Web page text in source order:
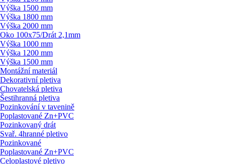
Výška 1500 mm
Výška 1800 mm
Výška 2000 mm
Oko 100x75/Drát 2,1mm
Výška 1000 mm
Výška 1200 mm
Výška 1500 mm
Montážní materiál
Dekorativní pletiva
Chovatelská pletiva
Šestihranná pletiva
Pozinkování v tavenině
Poplastované Zn+PVC
Pozinkovaný drát
Svař. 4hranné pletivo
Pozinkované
Poplastované Zn+PVC
Celoplastové pletivo